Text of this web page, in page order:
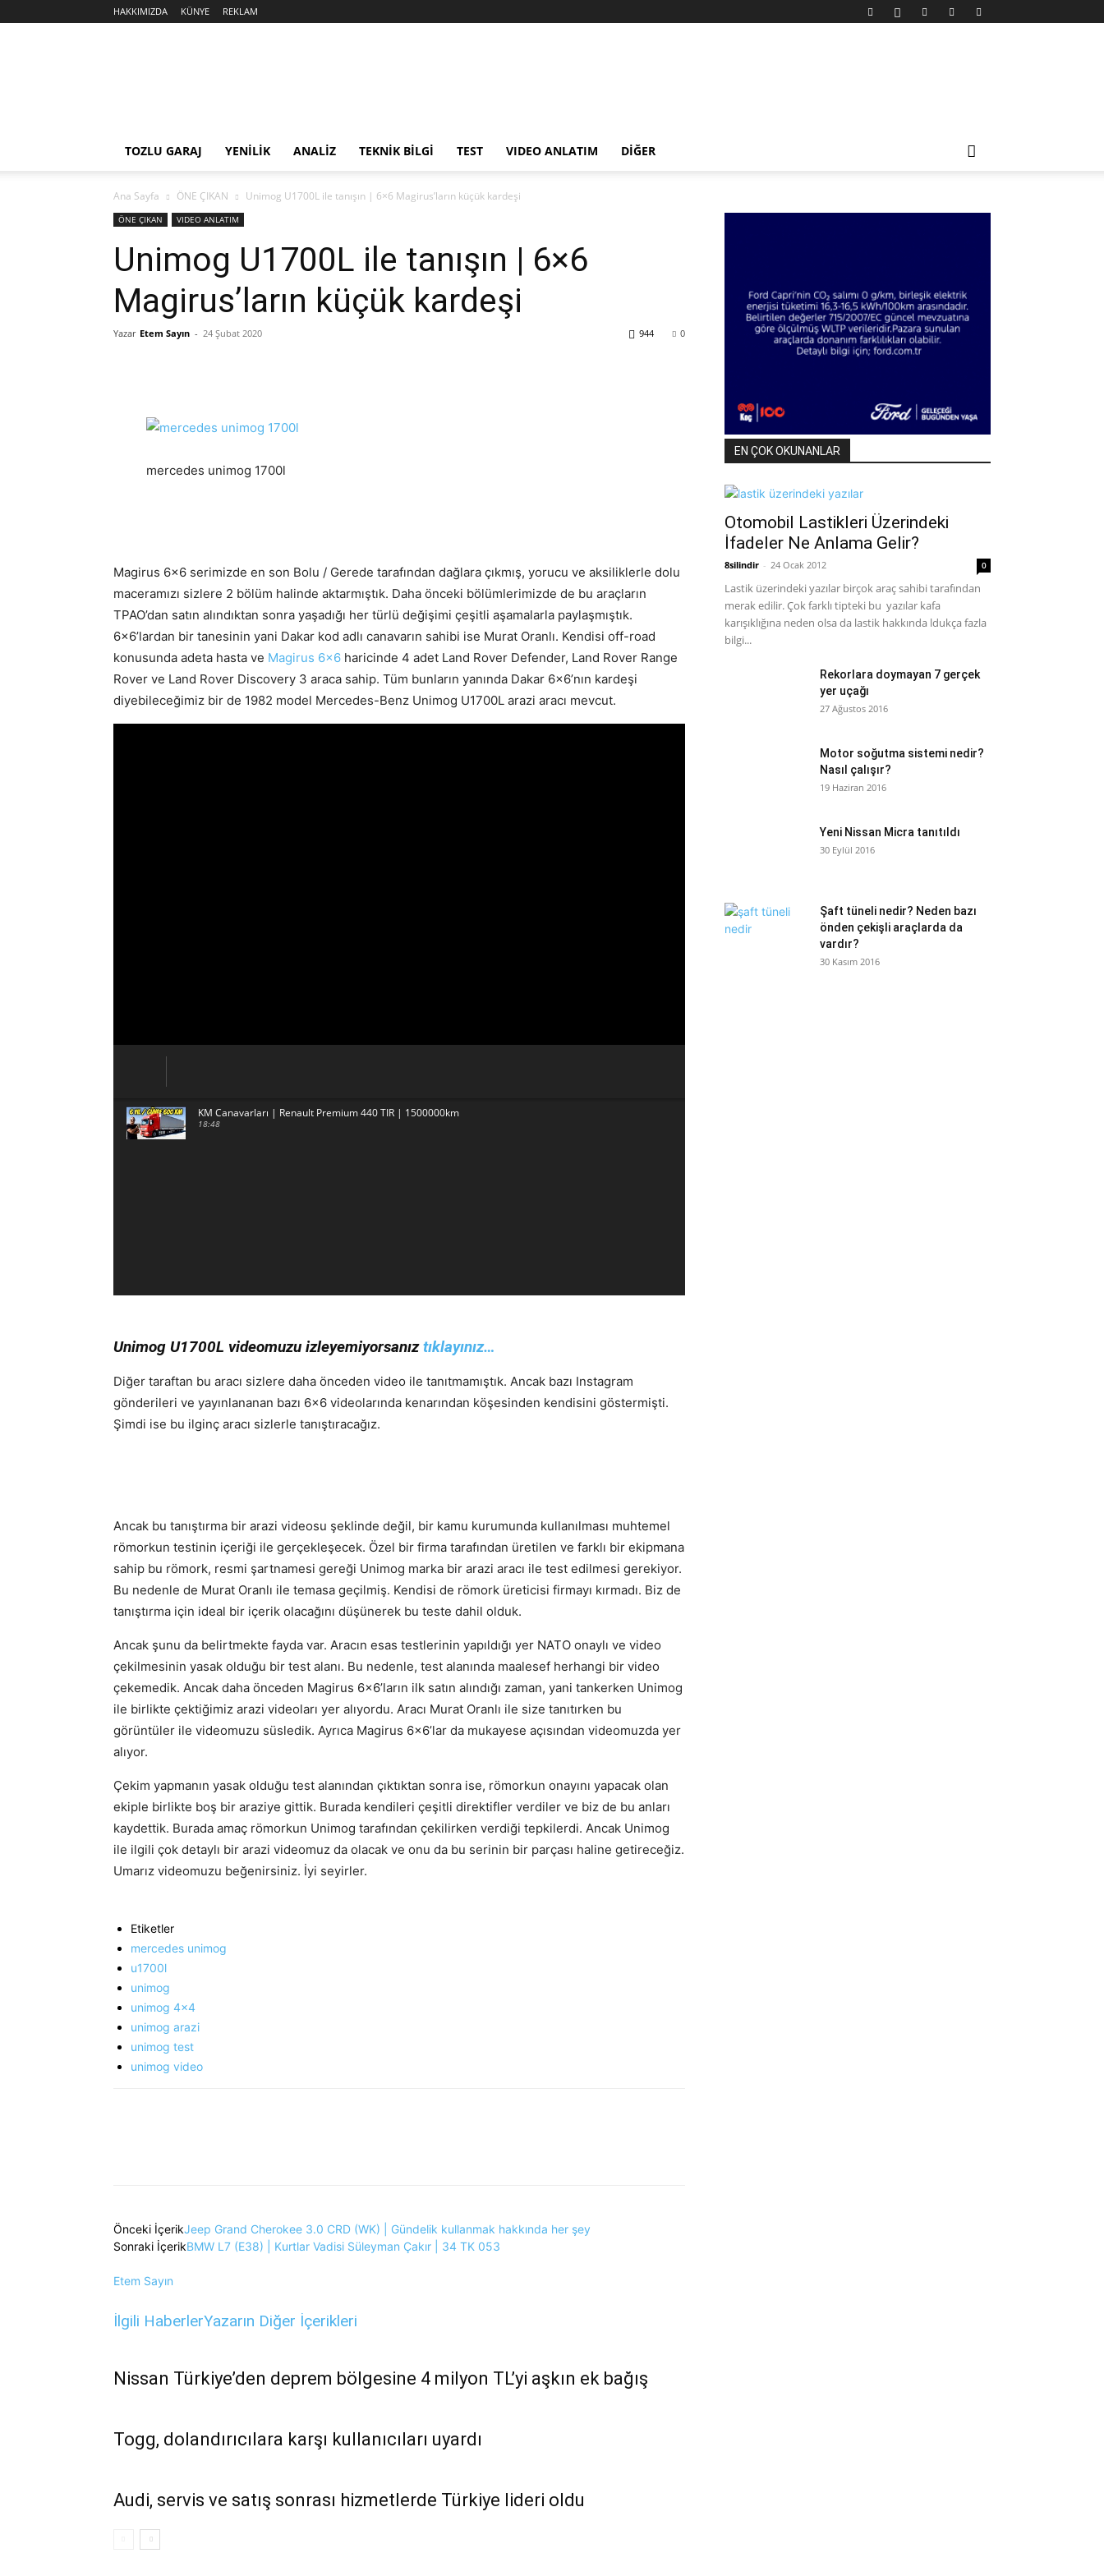
HAKKIMIZDA KÜNYE REKLAM
TOZLU GARAJ YENİLİK ANALİZ TEKNİK BİLGİ TEST VIDEO ANLATIM DİĞER
Ana Sayfa ÖNE ÇIKAN Unimog U1700L ile tanışın | 6×6 Magirus’ların küçük kardeşi
ÖNE ÇIKAN VIDEO ANLATIM
Unimog U1700L ile tanışın | 6×6
Magirus’ların küçük kardeşi
Yazar Etem Sayın - 24 Şubat 2020 0
944
mercedes unimog 1700l
Magirus 6×6 serimizde en son Bolu / Gerede tarafından dağlara çıkmış, yorucu ve aksiliklerle dolu
maceramızı sizlere 2 bölüm halinde aktarmıştık. Daha önceki bölümlerimizde de bu araçların
TPAO’dan satın alındıktan sonra yaşadığı her türlü değişimi çeşitli aşamalarla paylaşmıştık.
6×6’lardan bir tanesinin yani Dakar kod adlı canavarın sahibi ise Murat Oranlı. Kendisi off-road
konusunda adeta hasta ve Magirus 6×6 haricinde 4 adet Land Rover Defender, Land Rover Range
Rover ve Land Rover Discovery 3 araca sahip. Tüm bunların yanında Dakar 6×6’nın kardeşi
diyebileceğimiz bir de 1982 model Mercedes-Benz Unimog U1700L arazi aracı mevcut.
KM Canavarları | Renault Premium 440 TIR | 1500000km
18:48
Unimog U1700L videomuzu izleyemiyorsanıztıklayınız…
Diğer taraftan bu aracı sizlere daha önceden video ile tanıtmamıştık. Ancak bazı Instagram
gönderileri ve yayınlananan bazı 6×6 videolarında kenarından köşesinden kendisini göstermişti.
Şimdi ise bu ilginç aracı sizlerle tanıştıracağız.
Ancak bu tanıştırma bir arazi videosu şeklinde değil, bir kamu kurumunda kullanılması muhtemel
römorkun testinin içeriği ile gerçekleşecek. Özel bir firma tarafından üretilen ve farklı bir ekipmana
sahip bu römork, resmi şartnamesi gereği Unimog marka bir arazi aracı ile test edilmesi gerekiyor.
Bu nedenle de Murat Oranlı ile temasa geçilmiş. Kendisi de römork üreticisi firmayı kırmadı. Biz de
tanıştırma için ideal bir içerik olacağını düşünerek bu teste dahil olduk.
Ancak şunu da belirtmekte fayda var. Aracın esas testlerinin yapıldığı yer NATO onaylı ve video
çekilmesinin yasak olduğu bir test alanı. Bu nedenle, test alanında maalesef herhangi bir video
çekemedik. Ancak daha önceden Magirus 6×6’ların ilk satın alındığı zaman, yani tankerken Unimog
ile birlikte çektiğimiz arazi videoları yer alıyordu. Aracı Murat Oranlı ile size tanıtırken bu
görüntüler ile videomuzu süsledik. Ayrıca Magirus 6×6’lar da mukayese açısından videomuzda yer
alıyor.
Çekim yapmanın yasak olduğu test alanından çıktıktan sonra ise, römorkun onayını yapacak olan
ekiple birlikte boş bir araziye gittik. Burada kendileri çeşitli direktifler verdiler ve biz de bu anları
kaydettik. Burada amaç römorkun Unimog tarafından çekilirken verdiği tepkilerdi. Ancak Unimog
ile ilgili çok detaylı bir arazi videomuz da olacak ve onu da bu serinin bir parçası haline getireceğiz.
Umarız videomuzu beğenirsiniz. İyi seyirler.
Etiketler
mercedes unimog
u1700l
unimog
unimog 4x4
unimog arazi
unimog test
unimog video
Önceki İçerikJeep Grand Cherokee 3.0 CRD (WK) | Gündelik kullanmak hakkında her şey
Sonraki İçerikBMW L7 (E38) | Kurtlar Vadisi Süleyman Çakır | 34 TK 053
Etem Sayın
İlgili HaberlerYazarın Diğer İçerikleri
Nissan Türkiye’den deprem bölgesine 4 milyon TL’yi aşkın ek bağış
Togg, dolandırıcılara karşı kullanıcıları uyardı
Audi, servis ve satış sonrası hizmetlerde Türkiye lideri oldu
EN ÇOK OKUNANLAR
Otomobil Lastikleri Üzerindeki
İfadeler Ne Anlama Gelir?
8silindir - 24 Ocak 2012 0
Lastik üzerindeki yazılar birçok araç sahibi tarafından
merak edilir. Çok farklı tipteki bu yazılar kafa
karışıklığına neden olsa da lastik hakkında ldukça fazla
bilgi...
Rekorlara doymayan 7 gerçek
yer uçağı
27 Ağustos 2016
Motor soğutma sistemi nedir?
Nasıl çalışır?
19 Haziran 2016
Yeni Nissan Micra tanıtıldı
30 Eylül 2016
Şaft tüneli nedir? Neden bazı
önden çekişli araçlarda da
vardır?
30 Kasım 2016